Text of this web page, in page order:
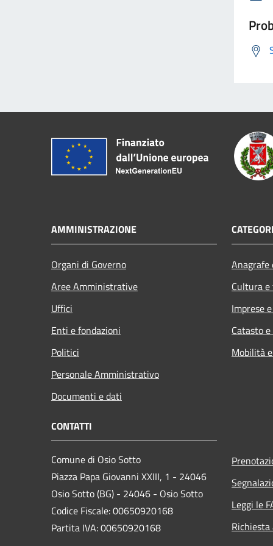
AMMINISTRAZIONE
Organi di Governo
Aree Amministrative
Uffici
Enti e fondazioni
Politici
Personale Amministrativo
Documenti e dati
Cultura
Imprese
Catasto
Mobilità
CONTATTI
Comune di Osio Sotto
Piazza Papa Giovanni XXIII, 1 - 24046
Osio Sotto (BG) - 24046 - Osio Sotto
Codice Fiscale: 00650920168
Partita IVA: 00650920168
Leggi le